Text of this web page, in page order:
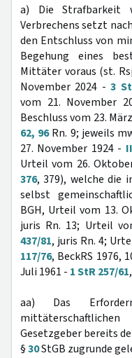
a) Die Strafbarkeit
Verbrechens setzt
den Entschluss von
Begehung eines
Mittäter voraus (st.
November 2024 -3
vom 21. November
Beschluss vom 23.
62, 96Rn. 9; jeweils
27. November 1924 -
Urteil vom 26.
376, 379), welche die
selbst
BGH, Urteil vom 13.
juris Rn. 13; Urteil
437/81, juris Rn. 4;
117/76, BeckRS 1976,
Juli 1961 - 1 StR 257/61
aa) Das
Gesetzgeber bereits
§30StGB zugrunde